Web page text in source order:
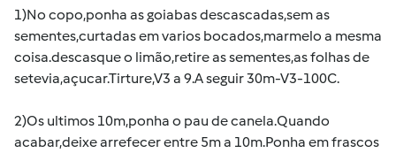
1)No copo,ponha as goiabas descascadas,sem as
sementes,curtadas em varios bocados,marmelo a mesma
coisa.descasque o limão,retire as sementes,as folhas de
setevia,açucar.Tirture,V3 a 9.A seguir 30m-V3-100C.
2)Os ultimos 10m,ponha o pau de canela.Quando
acabar,deixe arrefecer entre 5m a 10m.Ponha em frascos